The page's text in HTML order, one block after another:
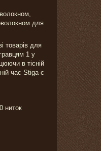
для
товарів для
1 у
в тісній
час Stiga є
ниток